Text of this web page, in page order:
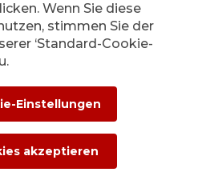
the Month
Wenn Sie diese
stimmen Sie der
‘Standard-Cookie-
Einstellungen
akzeptieren